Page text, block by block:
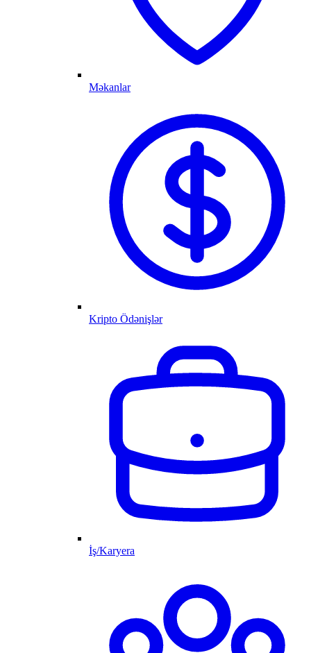
Məkanlar
Kripto Ödənişlər
İş/Karyera